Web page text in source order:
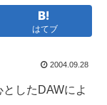
はてブ
2004.09.28
したDAWによ